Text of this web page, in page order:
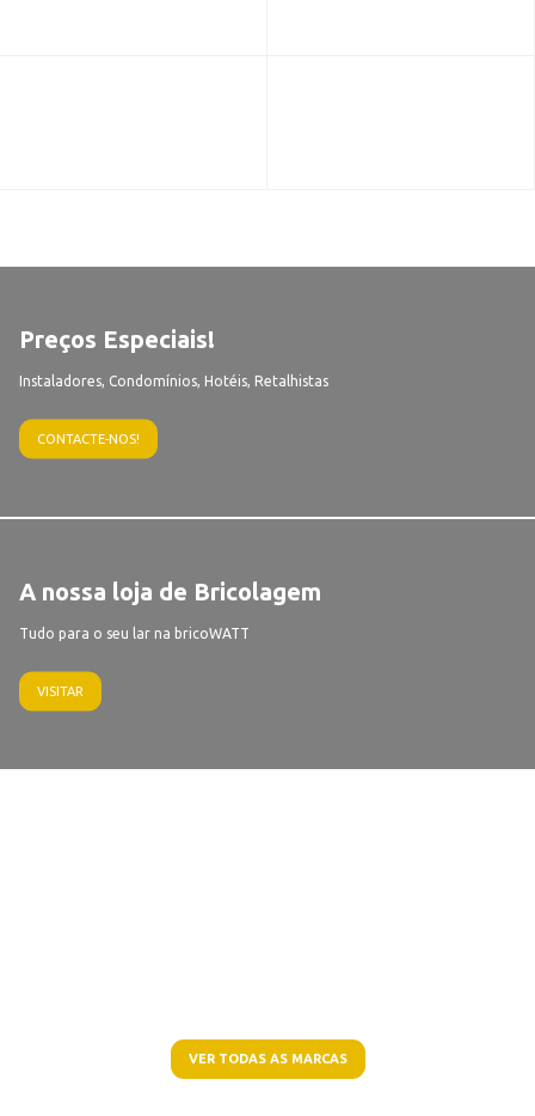
Preços Especiais!
Instaladores, Condomínios, Hotéis, Retalhistas
CONTACTE-NOS!
A nossa loja de Bricolagem
Tudo para o seu lar na bricoWATT
VISITAR
VER TODAS AS MARCAS